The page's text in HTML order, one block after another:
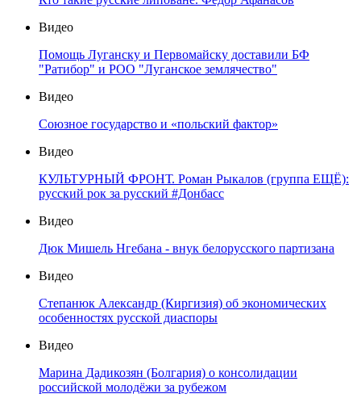
Видео
Помощь Луганску и Первомайску доставили БФ
"Ратибор" и РОО "Луганское землячество"
Видео
Союзное государство и «польский фактор»
Видео
КУЛЬТУРНЫЙ ФРОНТ. Роман Рыкалов (группа ЕЩЁ):
русский рок за русский #Донбасс
Видео
Дюк Мишель Нгебана - внук белорусского партизана
Видео
Степанюк Александр (Киргизия) об экономических
особенностях русской диаспоры
Видео
Марина Дадикозян (Болгария) о консолидации
российской молодёжи за рубежом